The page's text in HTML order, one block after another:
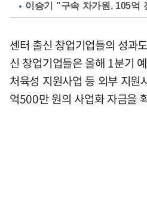
이승기 "구속 차가원, 105억
센터 출신 창업기업들의 성과
신 창업기업들은 올해 1분기
처육성 지원사업 등 외부 지
억500만 원의 사업화 자금을